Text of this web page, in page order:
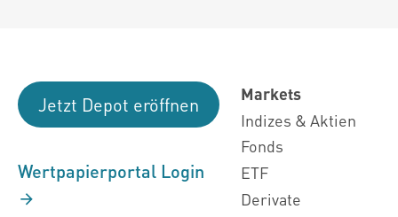
Jetzt Depot eröffnen
Wertpapierportal Login
Markets
Indizes & Aktien
Fonds
ETF
Derivate